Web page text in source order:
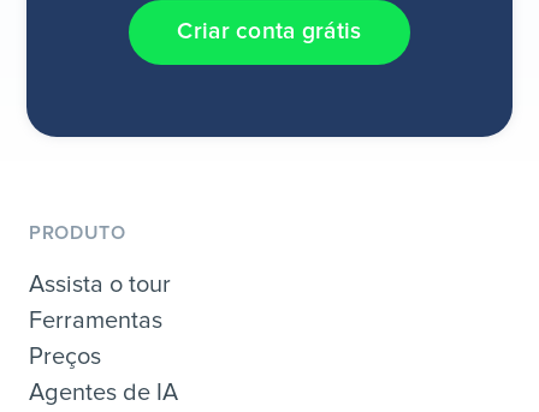
Criar conta grátis
PRODUTO
Assista o tour
Ferramentas
Preços
Agentes de IA